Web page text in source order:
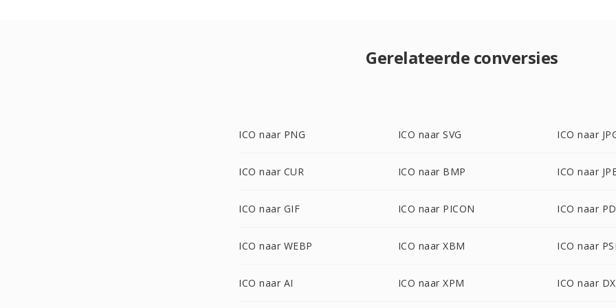
Gerelateerde conversies
ICO naar PNG ICO naar SVG ICO naar
ICO naar CUR ICO naar BMP ICO naar
ICO naar GIF ICO naar PICON ICO naar
ICO naar WEBP ICO naar XBM ICO naar
ICO naar AI ICO naar XPM ICO naar